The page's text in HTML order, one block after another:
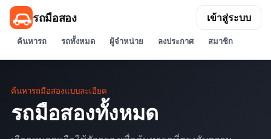
รถมือสอง
ค้นหารถ รถทั้งหมด ผู้จำหน่าย ลงประกาศ สมาชิก
เข้าสู่ระบบ
ค้นหารถมือสองแบบละเอียด
รถมือสองทั้งหมด